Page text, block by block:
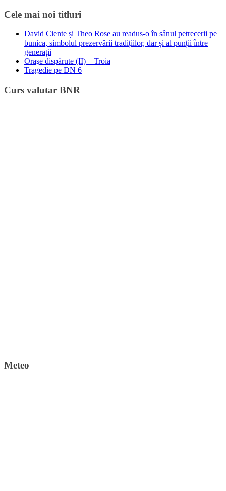
Cele mai noi titluri
David Ciente și Theo Rose au readus-o în sânul petrecerii pe
bunica, simbolul prezervării tradițiilor, dar și al punții între
generații
Oraşe dispărute (II) – Troia
Tragedie pe DN 6
Curs valutar BNR
Meteo